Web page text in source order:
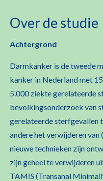
Over de studie
Achtergrond
Darmkanker is de tweede
kanker in Nederland met
5.000 ziekte gerelateerde
bevolkingsonderzoek van
gerelateerde sterfgevallen
andere het verwijderen
nieuwe technieken zijn
zijn geheel te verwijderen
TAMIS (Transanal